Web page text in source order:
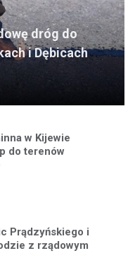
dróg do
i Dębicach
w Kijewie
do terenów
Prądzyńskiego i
z rządowym